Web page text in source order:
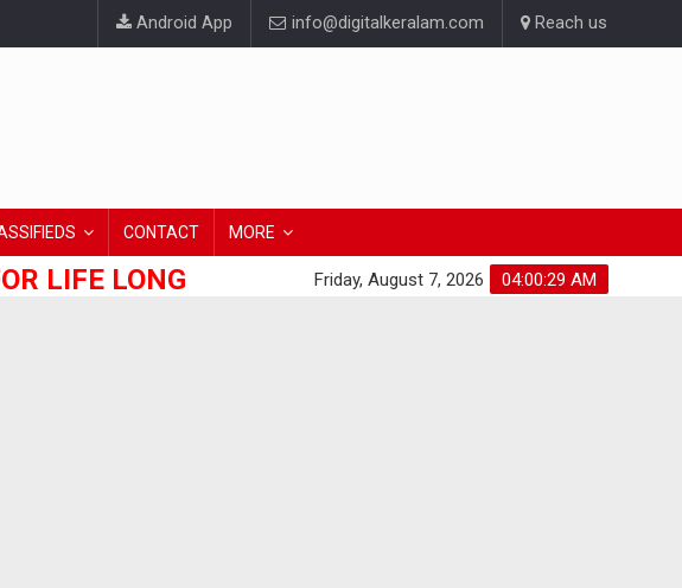
Android App info@digitalkeralam.com Reach us
CONTACT MORE
LIFE LONG 04:00:30 AM
Friday, August 7, 2026